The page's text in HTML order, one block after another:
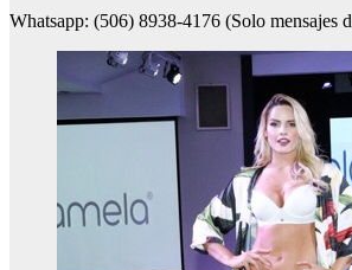
Whatsapp: (506) 8938-4176 (Solo mensajes